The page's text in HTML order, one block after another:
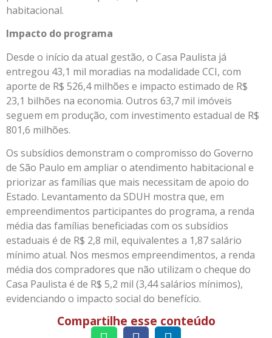
habitacional.
Impacto do programa
Desde o início da atual gestão, o Casa Paulista já
entregou 43,1 mil moradias na modalidade CCI, com
aporte de R$ 526,4 milhões e impacto estimado de R$
23,1 bilhões na economia. Outros 63,7 mil imóveis
seguem em produção, com investimento estadual de R$
801,6 milhões.
Os subsídios demonstram o compromisso do Governo
de São Paulo em ampliar o atendimento habitacional e
priorizar as famílias que mais necessitam de apoio do
Estado. Levantamento da SDUH mostra que, em
empreendimentos participantes do programa, a renda
média das famílias beneficiadas com os subsídios
estaduais é de R$ 2,8 mil, equivalentes a 1,87 salário
mínimo atual. Nos mesmos empreendimentos, a renda
média dos compradores que não utilizam o cheque do
Casa Paulista é de R$ 5,2 mil (3,44 salários mínimos),
evidenciando o impacto social do benefício.
Compartilhe esse conteúdo